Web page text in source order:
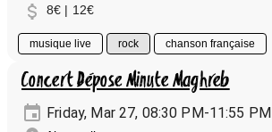
8€ | 12€
musique live rock chanson française
Concert Dépose Minute Maghreb
Friday, Mar 27, 08:30 PM-11:55 PM